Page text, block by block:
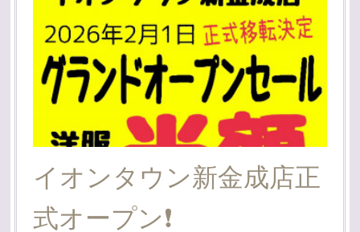
イオンタウン新金成店正
式オープン❗